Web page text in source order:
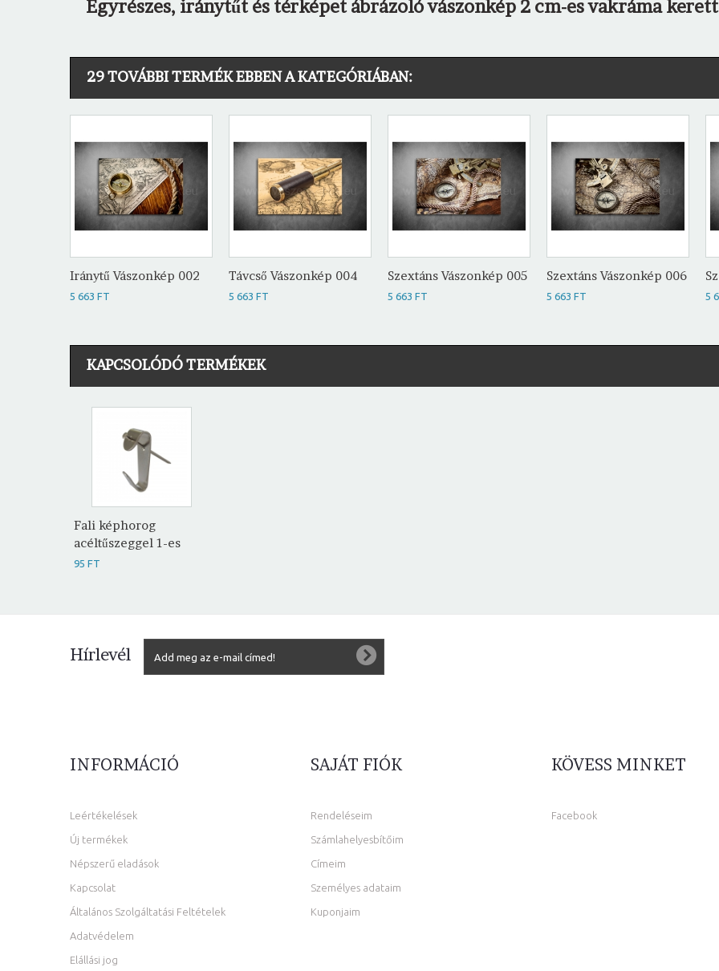
Egyrészes, iránytűt és térképet ábrázoló vászonkép 2 cm-es vakráma
29 TOVÁBBI TERMÉK EBBEN A KATEGÓRIÁBAN:
Iránytű Vászonkép 002
5 663 FT
Távcső Vászonkép 004
5 663 FT
Szextáns Vászonkép 005
5 663 FT
Szextáns Vászonkép 006
5 663 FT 5
KAPCSOLÓDÓ TERMÉKEK
Fali képhorog
acéltűszeggel 1-es
95 FT
Hírlevél
INFORMÁCIÓ
Leértékelések
Új termékek
Népszerű eladások
Kapcsolat
Általános Szolgáltatási Feltételek
Adatvédelem
Elállási jog
SAJÁT FIÓK
Rendeléseim
Számlahelyesbítőim
Címeim
Személyes adataim
Kuponjaim
KÖVESS MINKET
Facebook